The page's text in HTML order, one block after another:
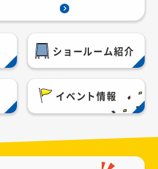
ショールーム紹介
イベント情報